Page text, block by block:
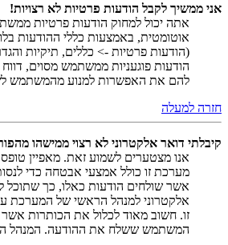
אני ממשיך לקבל הודעות פרטיות לא רצויות!
אתה יכול למחוק הודעות פרטיות
אוטומטית, באמצעות כללי ההודעות
(הודעות פרטיות -> כללים, תיקיות
הודעות פוגעניות ממשתמש מסוים,
להם את האפשרות למנוע מהמשתמש
חזרה למעלה
קיבלתי דואר אלקטרוני לא רצוי ממישהו
אנו מצטערים לשמוע זאת. מאפיין
מערכת זו כולל אמצעי אבטחה כדי
אשר שולחים הודעות כאלו, כך שתוכל
אלקטרוני למנהל הראשי של
זו. חשוב מאוד לכלול את הכותרות
המשתמש ששלח את ההודעה. המנהל